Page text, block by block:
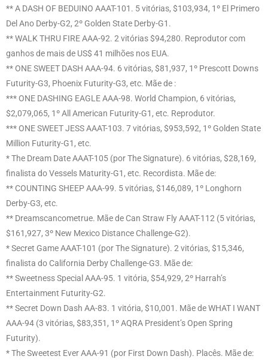
** A DASH OF BEDUINO AAAT-101. 5 vitórias, $103,934, 1º El Primero
Del Ano Derby-G2, 2º Golden State Derby-G1.
** WALK THRU FIRE AAA-92. 2 vitórias $94,280. Reprodutor com
ganhos de mais de US$ 41 milhões nos EUA.
** ONE SWEET DASH AAA-94. 6 vitórias, $81,937, 1º Prescott Downs
Futurity-G3, Phoenix Futurity-G3, etc. Mãe de :
*** ONE DASHING EAGLE AAA-98. World Champion, 6 vitórias,
$2,079,065, 1º All American Futurity-G1, etc. Reprodutor.
*** ONE SWEET JESS AAAT-103. 7 vitórias, $953,592, 1º Golden State
Million Futurity-G1, etc.
* The Dream Date AAAT-105 (por The Signature). 6 vitórias, $28,169,
finalista do Vessels Maturity-G1, etc. Recordista. Mãe de:
** COUNTING SHEEP AAA-99. 5 vitórias, $146,089, 1º Longhorn
Derby-G3, etc.
** Dreamscancometrue. Mãe de Can Straw Fly AAAT-112 (5 vitórias,
$161,927, 3º New Mexico Distance Challenge-G2).
* Secret Game AAAT-101 (por The Signature). 2 vitórias, $15,346,
finalista do California Derby Challenge-G3. Mãe de:
** Sweetness Special AAA-95. 1 vitória, $54,929, 2º Harrah’s
Entertainment Futurity-G2.
** Secret Down Dash AA-83. 1 vitória, $10,001. Mãe de WHAT I WANT
AAA-94 (3 vitórias, $83,351, 1º AQRA President’s Open Spring
Futurity).
* The Sweetest Ever AAA-91 (por First Down Dash). Placês. Mãe de: